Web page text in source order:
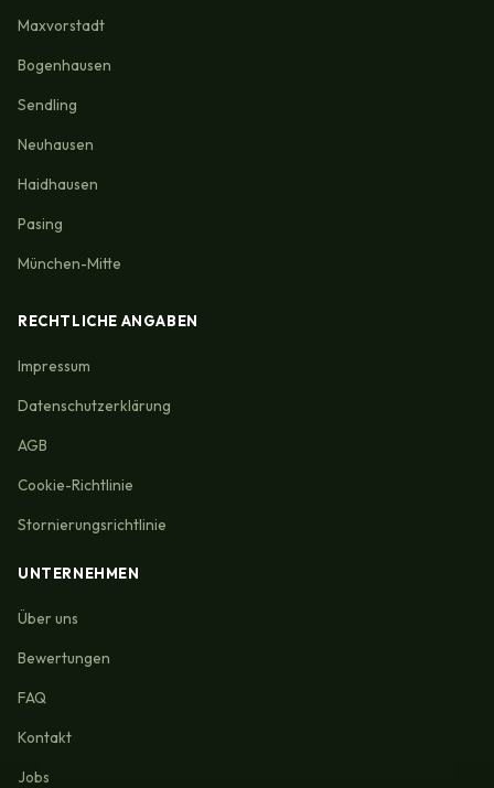
Maxvorstadt
Bogenhausen
Sendling
Neuhausen
Haidhausen
Pasing
München-Mitte
RECHTLICHE ANGABEN
Impressum
Datenschutzerklärung
AGB
Cookie-Richtlinie
Stornierungsrichtlinie
UNTERNEHMEN
Über uns
Bewertungen
FAQ
Kontakt
Jobs